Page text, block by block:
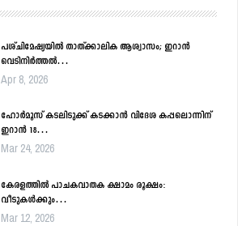
പശ്ചിമേഷ്യയിൽ താത്ക്കാലിക ആശ്വാസം; ഇറാൻ
വെടിനിർത്തൽ…
Apr 8, 2026
ഹോർമൂസ് കടലിടുക്ക് കടക്കാൻ വിദേശ കപ്പലൊന്നിന്
ഇറാൻ 18…
Mar 24, 2026
കേരളത്തിൽ പാചകവാതക ക്ഷാമം രൂക്ഷം:
വീടുകൾക്കും…
Mar 12, 2026